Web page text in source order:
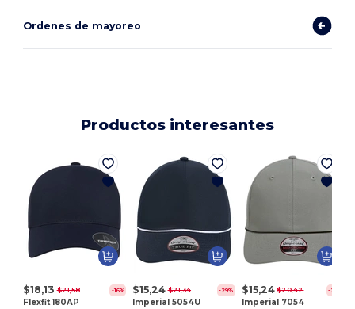
Ordenes de mayoreo
Productos interesantes
$18,13 $21,58 -16%
Flexfit 180AP
$15,24 $21,34 -29%
Imperial 5054U
$15,24 $20,42 -25%
Imperial 7054